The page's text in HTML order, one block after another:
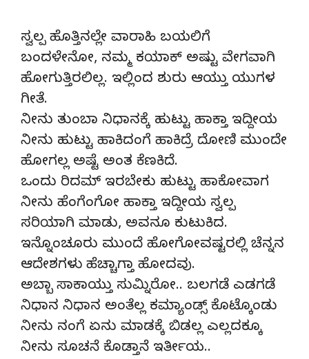
ಸ್ವಲ್ಪ ಹೊತ್ತಿನಲ್ಲೇ ವಾರಾಹಿ ಬಯಲಿಗೆ
ಬಂದಳೇನೋ, ನಮ್ಮ ಕಯಾಕ್ ಅಷ್ಟು ವೇಗವಾಗಿ
ಹೋಗುತ್ತಿರಲಿಲ್ಲ. ಇಲ್ಲಿಂದ ಶುರು ಆಯ್ತು ಯುಗಳ
ಗೀತೆ.
ನೀನು ತುಂಬಾ ನಿಧಾನಕ್ಕೆ ಹುಟ್ಟು ಹಾಕ್ತಾ ಇದ್ದೀಯ
ನೀನು ಹುಟ್ಟು ಹಾಕಿದಂಗೆ ಹಾಕಿದ್ರೆ ದೋಣಿ ಮುಂದೇ
ಹೋಗಲ್ಲ ಅಷ್ಟೆ ಅಂತ ಕೆಣಕಿದೆ.
ಒಂದು ರಿದಮ್ ಇರಬೇಕು ಹುಟ್ಟು ಹಾಕೋವಾಗ
ನೀನು ಹೆಂಗೆಂಗೋ ಹಾಕ್ತಾ ಇದ್ದೀಯ ಸ್ವಲ್ಪ
ಸರಿಯಾಗಿ ಮಾಡು, ಅವನೂ ಕುಟುಕಿದ.
ಇನ್ನೊಂಚೂರು ಮುಂದೆ ಹೋಗೋವಷ್ಟರಲ್ಲಿ ಚೆನ್ನನ
ಆದೇಶಗಳು ಹೆಚ್ಚಾಗ್ತಾ ಹೋದವು.
ಅಬ್ಬಾ ಸಾಕಾಯ್ತು ಸುಮ್ನಿರೋ.. ಬಲಗಡೆ ಎಡಗಡೆ
ನಿಧಾನ ನಿಧಾನ ಅಂತೆಲ್ಲ ಕಮ್ಯಾಂಡ್ಸ್ ಕೊಟ್ಕೊಂಡು
ನೀನು ನಂಗೆ ಏನು ಮಾಡಕ್ಕೆ ಬಿಡಲ್ಲ ಎಲ್ಲದಕ್ಕೂ
ನೀನು ಸೂಚನೆ ಕೊಡ್ತಾನೆ ಇರ್ತೀಯ..